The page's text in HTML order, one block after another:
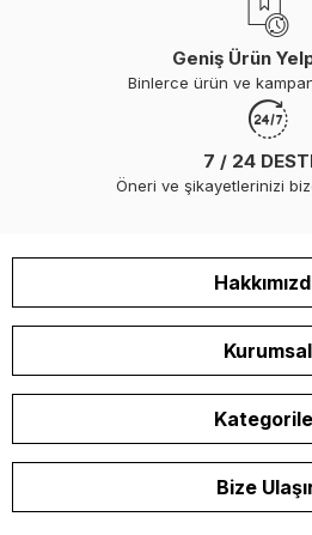
Geniş Ürün
Binlerce ürün ve
7 / 24
Öneri ve şikayetlerinizi
Kurumsal
Bize